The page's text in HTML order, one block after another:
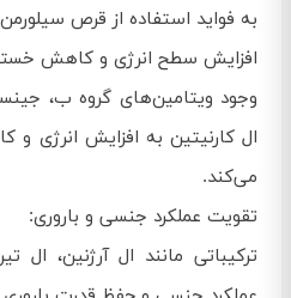
به فواید استفاده از قرص
افزایش سطح انرژی و کاهش
ال کارنیتین به افزایش
می‌کند.
تقویت عملکرد جنسی و باروری:
ترکیباتی مانند ال آرژنین، ال